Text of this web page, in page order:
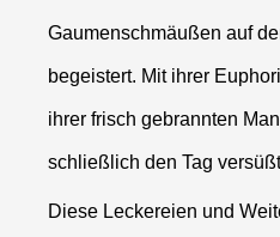
Gaumenschmäußen auf
begeistert. Mit ihrer
ihrer frisch gebrannten
schließlich den Tag
Diese Leckereien und